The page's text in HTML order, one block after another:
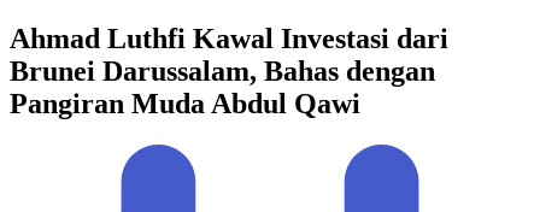
Ahmad Luthfi Kawal Investasi dari
Brunei Darussalam, Bahas dengan
Pangiran Muda Abdul Qawi